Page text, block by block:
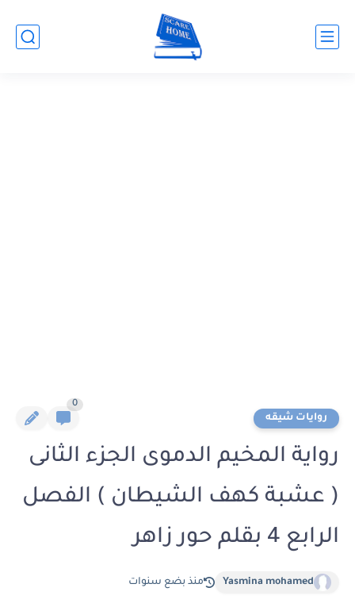
روايات شيقه
0
رواية المخيم الدموى الجزء الثانى
( عشبة كهف الشيطان ) الفصل
الرابع 4 بقلم حور زاهر
Yasmina mohamed منذ بضع سنوات